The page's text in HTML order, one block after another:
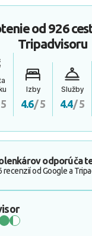
od 926
Tripadvisoru
Izby
4.6/ 5
Služby
4.4/ 5
odporúča
recenzií od Google a